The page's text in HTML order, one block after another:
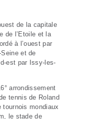
de la capitale
de l’Etoile et la
à l’ouest par
et de
est par Issy-les-
arrondissement
tennis de Roland
tournois mondiaux
le stade de